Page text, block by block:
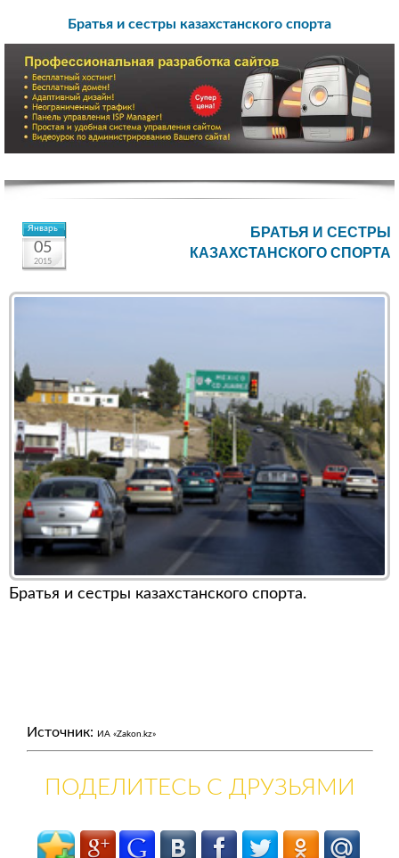
Братья и сестры казахстанского спорта
Январь
05
2015
БРАТЬЯ И СЕСТРЫ
КАЗАХСТАНСКОГО СПОРТА
Братья и сестры казахстанского спорта.
Источник: ИА «Zakon.kz»
ПОДЕЛИТЕСЬ С ДРУЗЬЯМИ